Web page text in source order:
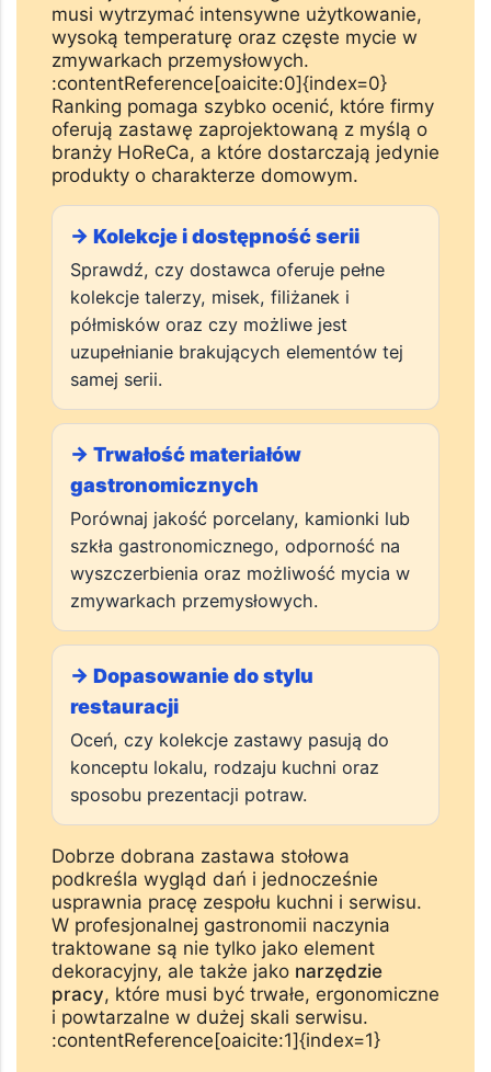
Wybórdostawcy zastawy stołowej dla
gastronomiima bezpośredni wpływ na
estetykę serwisu, komfort pracy personelu
oraz koszty eksploatacji lokalu.
Profesjonalna porcelana gastronomiczna
musi wytrzymać intensywne użytkowanie,
wysoką temperaturę oraz częste mycie w
zmywarkach przemysłowych.
Ranking pomaga szybko ocenić, które firmy
oferują zastawę zaprojektowaną z myślą o
branży HoReCa, a które dostarczają jedynie
produkty o charakterze domowym.
→ Kolekcje i dostępność serii
Sprawdź, czy dostawca oferuje pełne
kolekcje talerzy, misek, filiżanek i
uzupełnianie brakujących elementów tej
samej serii.
→ Trwałość materiałów
gastronomicznych
Porównaj jakość porcelany, kamionki lub
wyszczerbienia oraz możliwość mycia w
zmywarkach przemysłowych.
→ Dopasowanie do stylu
restauracji
Oceń, czy kolekcje zastawy pasują do
konceptu lokalu, rodzaju kuchni oraz
sposobu prezentacji potraw.
Dobrze dobrana zastawa stołowa
podkreśla wygląd dań i jednocześnie
usprawnia pracę zespołu kuchni i serwisu.
W profesjonalnej gastronomii naczynia